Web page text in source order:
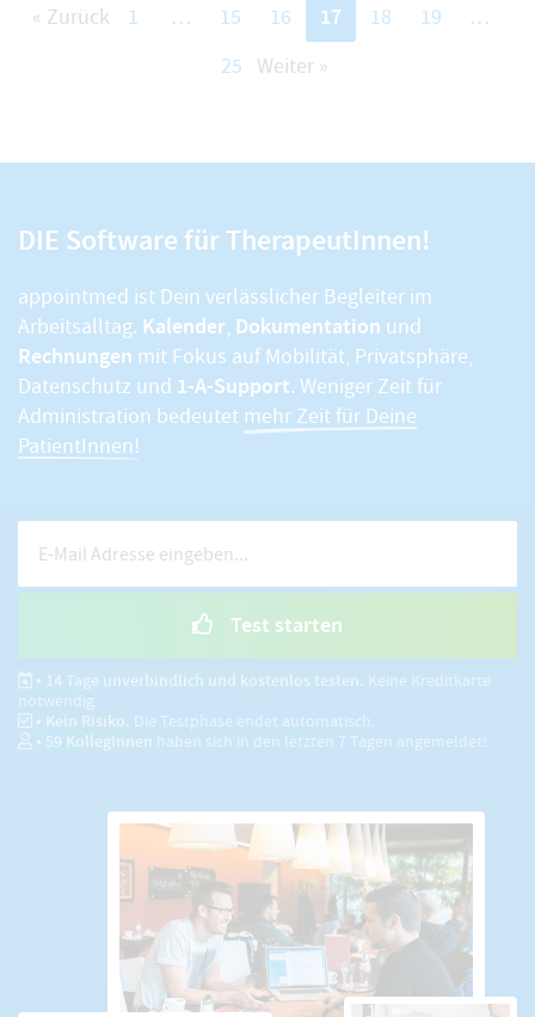
« Zurück 1 … 15 16 17 18 19
…
25
Weiter »
DIE Software für TherapeutInnen!
appointmed ist Dein verlässlicher Begleiter im
Arbeitsalltag. Kalender, Dokumentation und
Rechnungen mit Fokus auf Mobilität, Privatsphäre,
Datenschutz und 1-A-Support. Weniger Zeit für
Administration bedeutet mehr Zeit für Deine
PatientInnen!
Test starten
• 14 Tage unverbindlich und kostenlos testen. Keine Kreditkarte
notwendig.
• Kein Risiko. Die Testphase endet automatisch.
• 59 KollegInnen haben sich in den letzten 7 Tagen angemeldet!